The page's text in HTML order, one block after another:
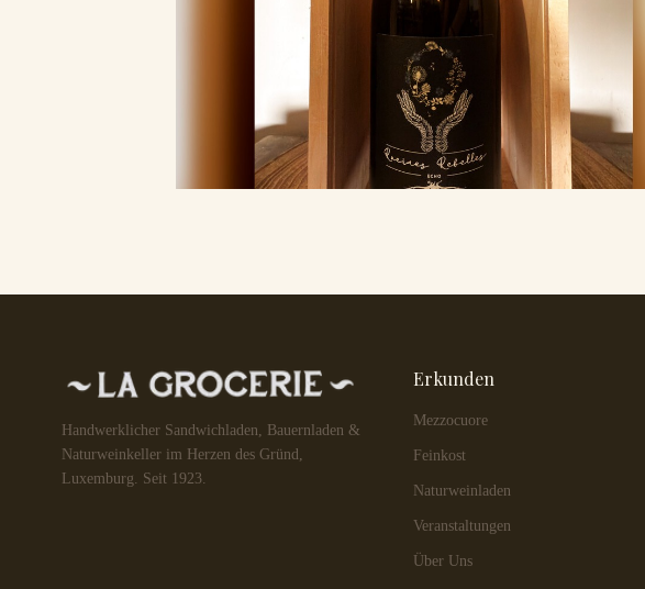
Handwerklicher Sandwichladen, Bauernladen &
Naturweinkeller im Herzen des Gründ,
Luxemburg. Seit 1923.
Erkunden
Mezzocuore
Feinkost
Naturweinladen
Veranstaltungen
Über Uns